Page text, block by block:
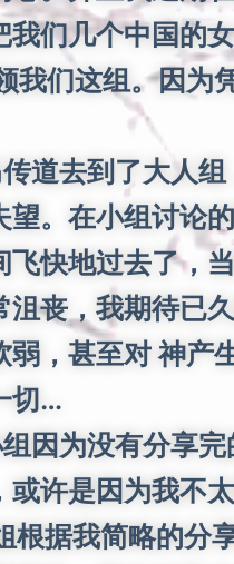
们几个中国的
我们这组。因为
去到了大人组
。在小组讨论
快地过去了，
丧，我期待已
，甚至对 神
切…
为没有分享完
许是因为我不
据我简略的分